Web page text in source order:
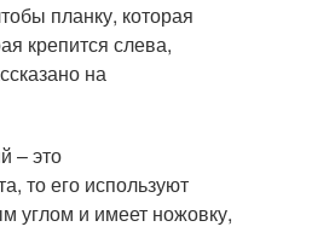
планку, которая
крепится слева,
на
– это
то его используют
углом и имеет ножовку,